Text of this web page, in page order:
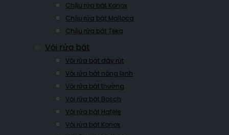
Chậu rửa bát Konox
Chậu rửa bát Malloca
Chậu rửa bát Teka
Vòi rửa bát
Vòi rửa bát dây rút
Vòi rửa bát nóng lạnh
Vòi rửa bát thường
Vòi rửa bát Bosch
Vòi rửa bát Hafele
Vòi rửa bát Konox